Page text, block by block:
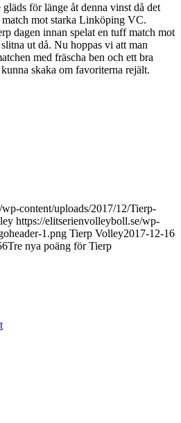
för länge åt denna vinst då det
mot starka Linköping VC.
dagen innan spelat en tuff match mot
ut då. Nu hoppas vi att man
med fräscha ben och ett bra
skaka om favoriterna rejält.
content/uploads/2017/12/Tierp-
https://elitserienvolleyboll.se/wp-
1.png Tierp Volley2017-12-16
Tre nya poäng för Tierp